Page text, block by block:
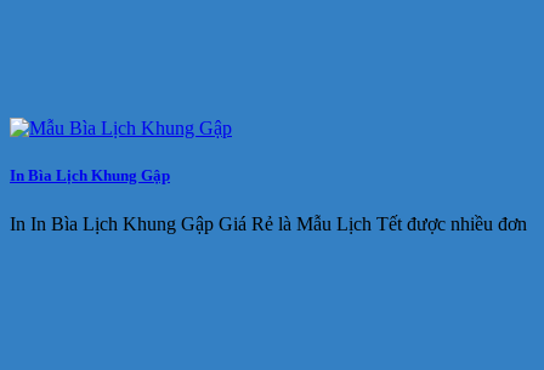
In Bìa Lịch Khung Gập
In In Bìa Lịch Khung Gập Giá Rẻ là Mẫu Lịch Tết được nhiều đơn